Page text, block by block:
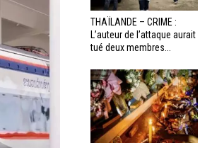
THAÏLANDE – CRIME :
L’auteur de l’attaque aurait
tué deux membres...